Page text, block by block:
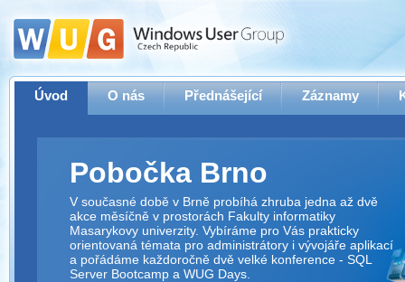
Úvod O nás Přednášející Záznamy
Pobočka Brno
V současné době v Brně probíhá zhruba jedna až dvě
akce měsíčně v prostorách Fakulty informatiky
Masarykovy univerzity. Vybíráme pro Vás prakticky
orientovaná témata pro administrátory i vývojáře aplikací
a pořádáme každoročně dvě velké konference - SQL
Server Bootcamp a WUG Days.